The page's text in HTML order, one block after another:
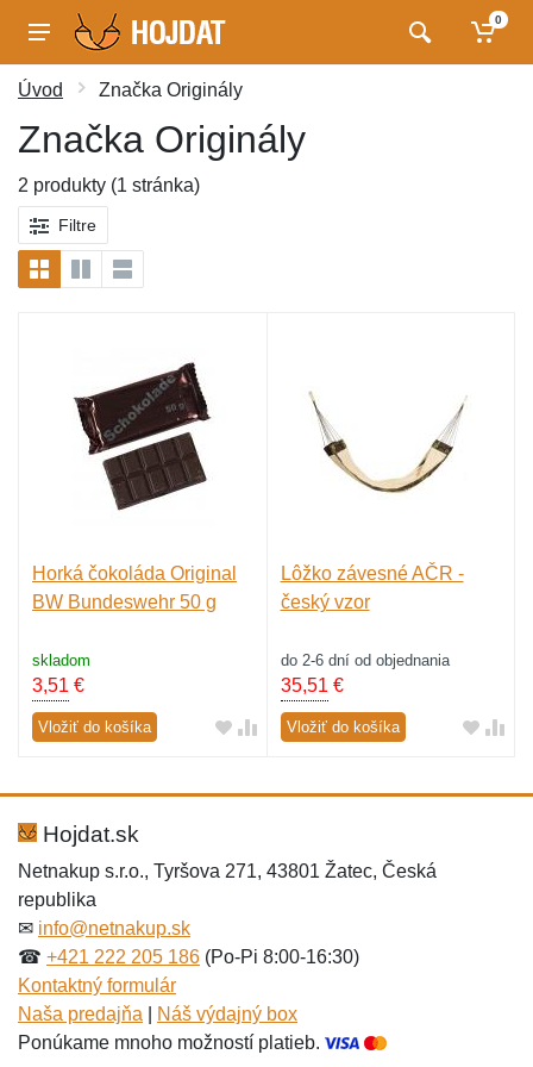
0
Úvod Značka Originály
Značka Originály
2 produkty (1 stránka)
Filtre
Horká čokoláda Original
BW Bundeswehr 50 g
skladom
3,51 €
Vložiť do košíka
Lôžko závesné AČR -
český vzor
do 2-6 dní od objednania
35,51 €
Vložiť do košíka
Hojdat.sk
Netnakup s.r.o., Tyršova 271, 43801 Žatec, Česká
republika
✉ info@netnakup.sk
☎ +421 222 205 186 (Po-Pi 8:00-16:30)
Kontaktný formulár
Naša predajňa
Náš výdajný box
Ponúkame mnoho možností platieb.